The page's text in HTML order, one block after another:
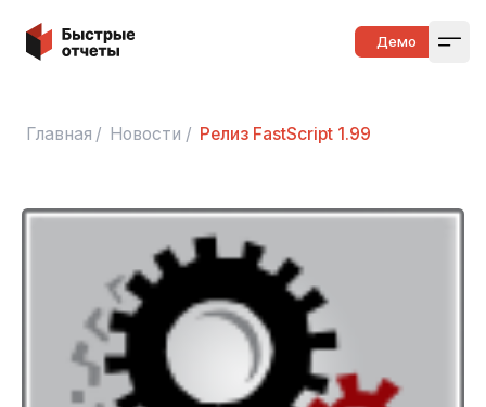
Быстрые отчеты Демо
Главная / Новости / Релиз FastScript 1.99